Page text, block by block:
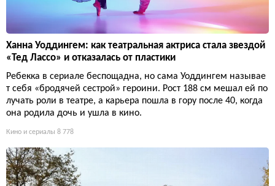
Ханна Уоддингем: как театральная актриса стала звездой
«Тед Лассо» и отказалась от пластики
Ребекка в сериале беспощадна, но сама Уоддингем называе
т себя «бродячей сестрой» героини. Рост 188 см мешал ей по
лучать роли в театре, а карьера пошла в гору после 40, когда
она родила дочь и ушла в кино.
Кино и сериалы 8 778